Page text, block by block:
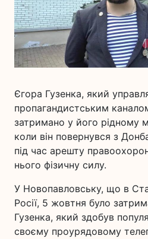
Єгора Гузенка, який
пропагандистським
затримано у його рідному
коли він повернувся з
під час арешту
нього фізичну силу.
У Новопавловську, що в
Росії, 5 жовтня було
Гузенка, який здобув
своєму проурядовому